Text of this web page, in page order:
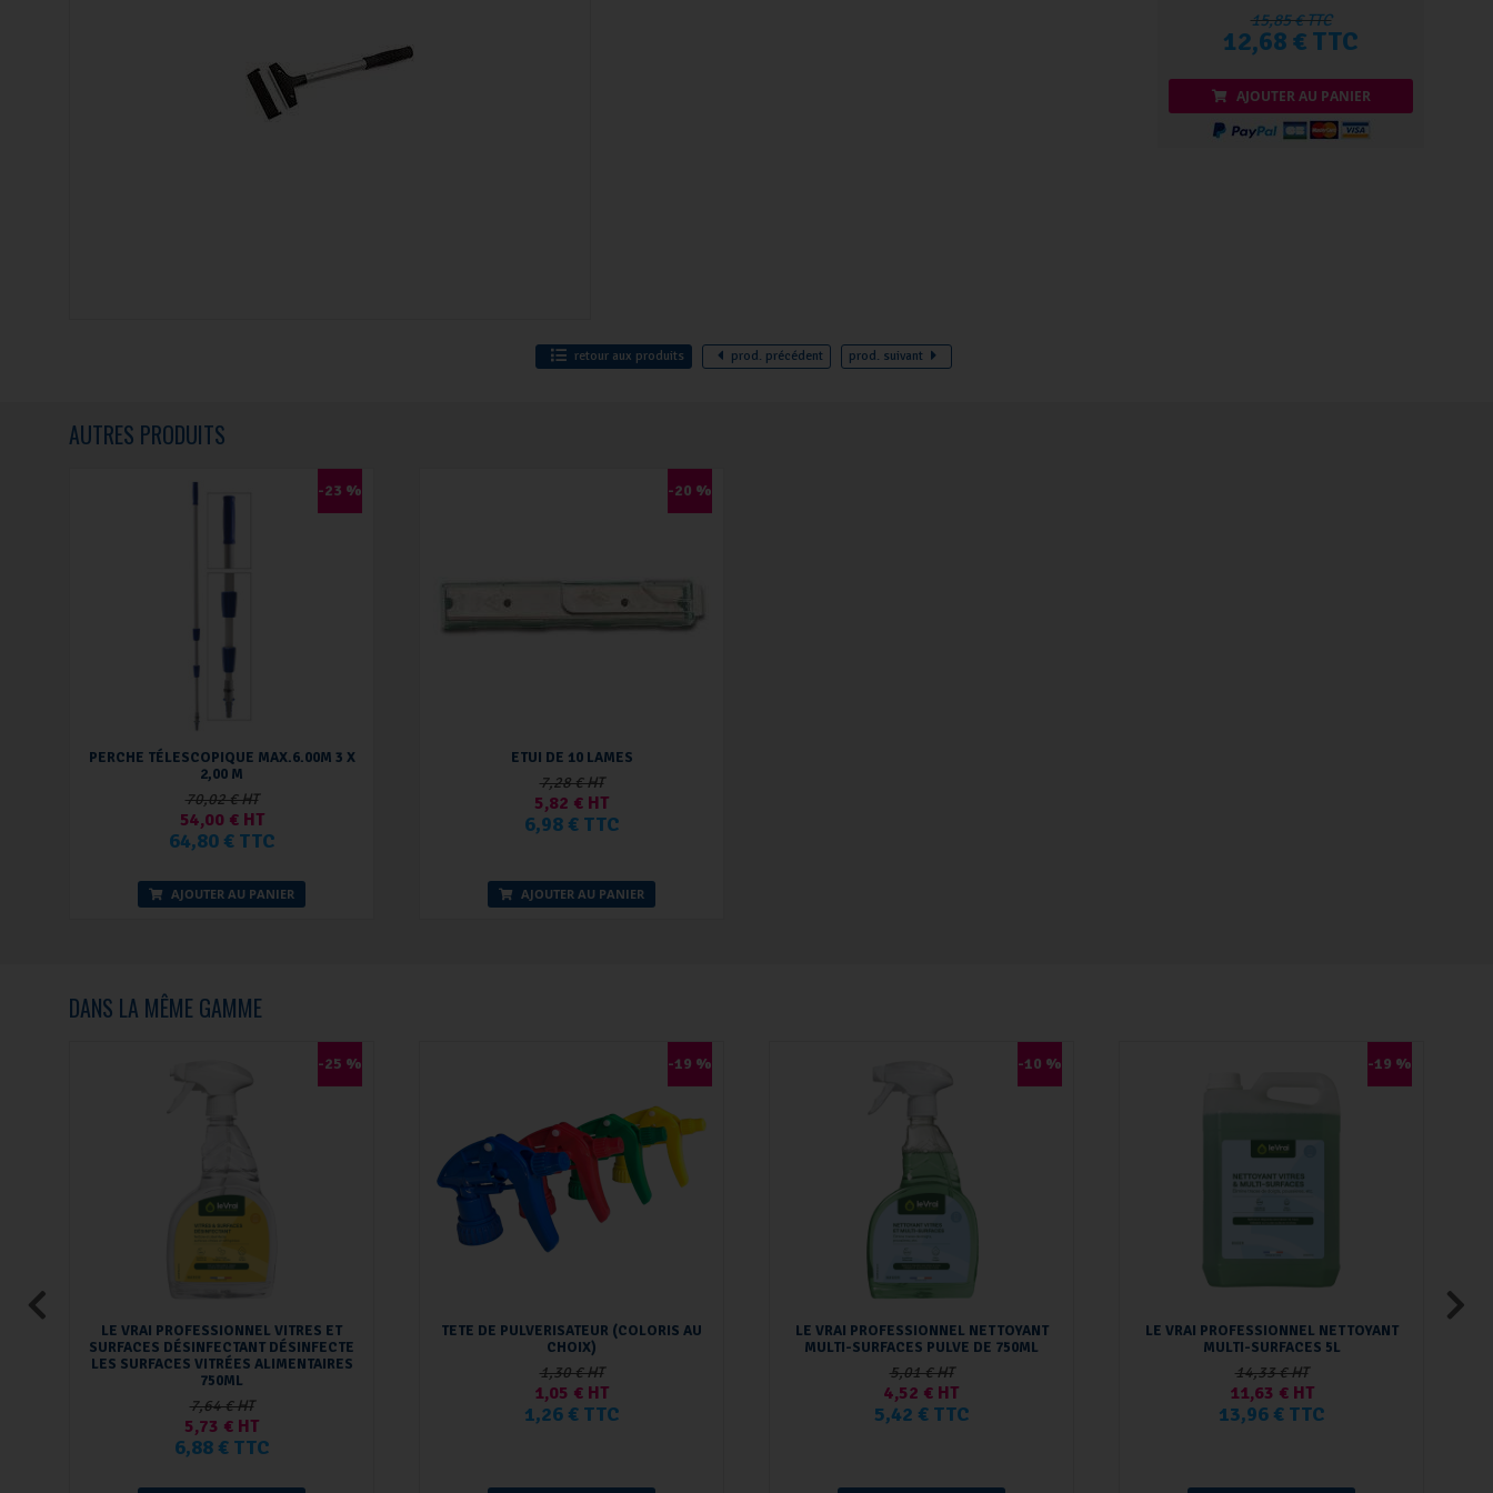
15,85 € TTC
12,68 € TTC
AJOUTER AU PANIER
retour aux produits prod. précédent prod. suivant
AUTRES PRODUITS
-23 %
PERCHE TÉLESCOPIQUE MAX.6.00M 3 X
2,00 M
70,02 € HT
54,00 € HT
64,80 € TTC
AJOUTER AU PANIER
-20 %
ETUI DE 10 LAMES
7,28 € HT
5,82 € HT
6,98 € TTC
AJOUTER AU PANIER
DANS LA MÊME GAMME
-25 %
LE VRAI PROFESSIONNEL VITRES ET
SURFACES DÉSINFECTANT DÉSINFECTE
LES SURFACES VITRÉES ALIMENTAIRES
750ML
7,64 € HT
5,73 € HT
6,88 € TTC
-19 %
TETE DE PULVERISATEUR (COLORIS AU
CHOIX)
1,30 € HT
1,05 € HT
1,26 € TTC
-10 %
LE VRAI PROFESSIONNEL NETTOYANT
MULTI-SURFACES PULVE DE 750ML
5,01 € HT
4,52 € HT
5,42 € TTC
-19 %
LE VRAI PROFESSIONNEL NETTOYANT
MULTI-SURFACES 5L
14,33 € HT
11,63 € HT
13,96 € TTC